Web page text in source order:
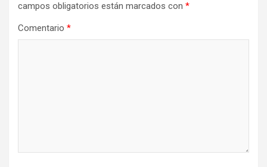
campos obligatorios están marcados con *
Comentario *